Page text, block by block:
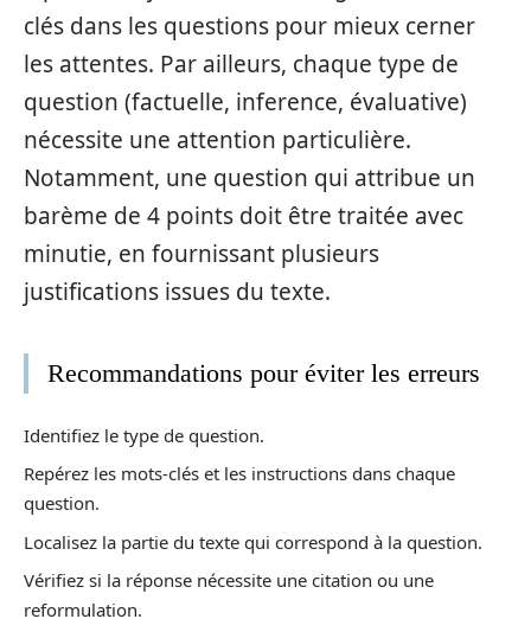
clés dans les questions pour mieux cerner
les attentes. Par ailleurs, chaque type de
question (factuelle, inference, évaluative)
nécessite une attention particulière.
Notamment, une question qui attribue un
barème de 4 points doit être traitée avec
minutie, en fournissant plusieurs
justifications issues du texte.
Recommandations pour éviter les erreurs
Identifiez le type de question.
Repérez les mots-clés et les instructions dans chaque
question.
Localisez la partie du texte qui correspond à la question.
Vérifiez si la réponse nécessite une citation ou une
reformulation.